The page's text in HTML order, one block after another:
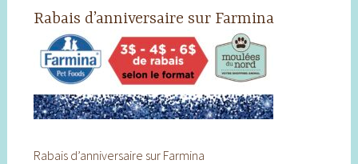
Rabais d’anniversaire sur Farmina
Rabais d’anniversaire sur Farmina